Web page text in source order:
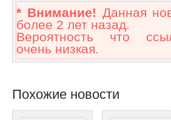
* Внимание! Данная
более 2 лет назад.
Вероятность что
очень низкая.
Похожие новости